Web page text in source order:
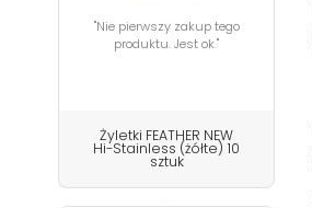
"Nie pierwszy zakup tego
produktu. Jest ok."
Żyletki FEATHER NEW
Hi-Stainless (żółte) 10
sztuk